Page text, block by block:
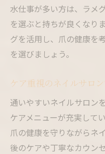
水仕事が多い方は、ラメ
を選ぶと持ちが良くなり
グを活用し、爪の健康を
を選びましょう。
ケア重視のネイルサロ
通いやすいネイルサロン
ケアメニューが充実して
爪の健康を守りながらネ
後のケアや丁寧なカウン